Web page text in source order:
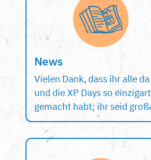
News
Vielen Dank, dass ihr alle
und die XP Days so
gemacht habt; ihr seid